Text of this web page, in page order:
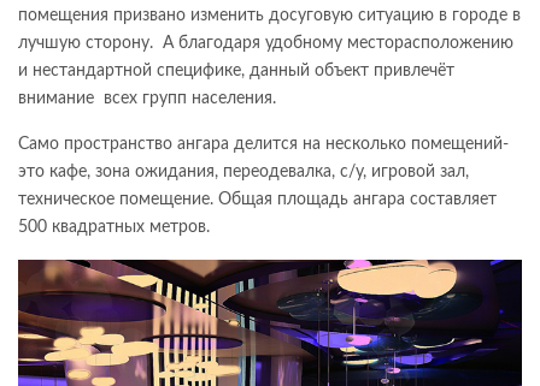
помещения призвано изменить досуговую ситуацию в городе в
лучшую сторону. А благодаря удобному месторасположению
и нестандартной специфике, данный объект привлечёт
внимание всех групп населения.
Само пространство ангара делится на несколько помещений-
это кафе, зона ожидания, переодевалка, с/у, игровой зал,
техническое помещение. Общая площадь ангара составляет
500 квадратных метров.